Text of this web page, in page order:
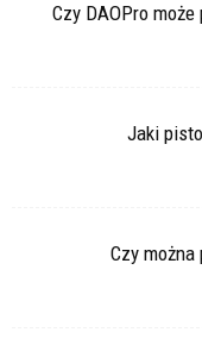
Czy DAOPro
Jaki
Czy